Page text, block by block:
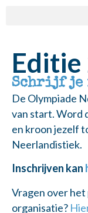
Schrijf je
De Olympiade
van start. Word
en kroon jezelf
Neerlandistiek.
Inschrijven kan
Vragen over
organisatie?